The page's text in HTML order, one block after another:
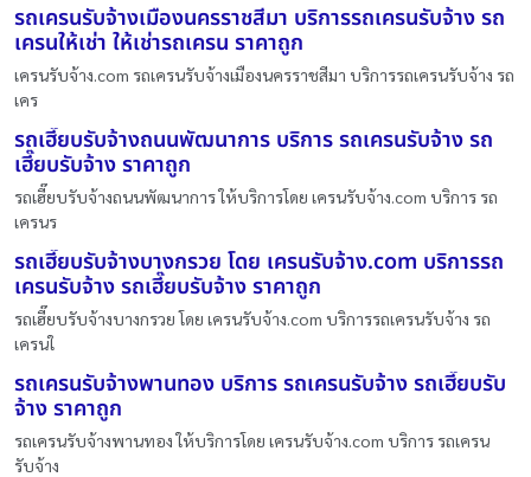
รถเครนรับจ้างเมืองนครราชสีมา บริการรถเครนรับจ้าง รถ
เครนให้เช่า ให้เช่ารถเครน ราคาถูก
เครนรับจ้าง.com รถเครนรับจ้างเมืองนครราชสีมา บริการรถเครนรับจ้าง รถ
เคร
รถเฮี๊ยบรับจ้างถนนพัฒนาการ บริการ รถเครนรับจ้าง รถ
เฮี๊ยบรับจ้าง ราคาถูก
รถเฮี๊ยบรับจ้างถนนพัฒนาการ ให้บริการโดย เครนรับจ้าง.com บริการ รถ
เครนร
รถเฮี๊ยบรับจ้างบางกรวย โดย เครนรับจ้าง.com บริการรถ
เครนรับจ้าง รถเฮี๊ยบรับจ้าง ราคาถูก
รถเฮี๊ยบรับจ้างบางกรวย โดย เครนรับจ้าง.com บริการรถเครนรับจ้าง รถ
เครนใ
รถเครนรับจ้างพานทอง บริการ รถเครนรับจ้าง รถเฮี๊ยบรับ
จ้าง ราคาถูก
รถเครนรับจ้างพานทอง ให้บริการโดย เครนรับจ้าง.com บริการ รถเครน
รับจ้าง